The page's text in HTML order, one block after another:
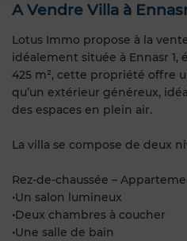
A Vendre Villa à
Lotus Immo propose à la
idéalement située à Ennasr
425 m², cette propriété offre
qu’un extérieur généreux,
des espaces en plein air.
La villa se compose de deux
Rez-de-chaussée –
•Un salon lumineux
•Deux chambres à coucher
•Une salle de bain